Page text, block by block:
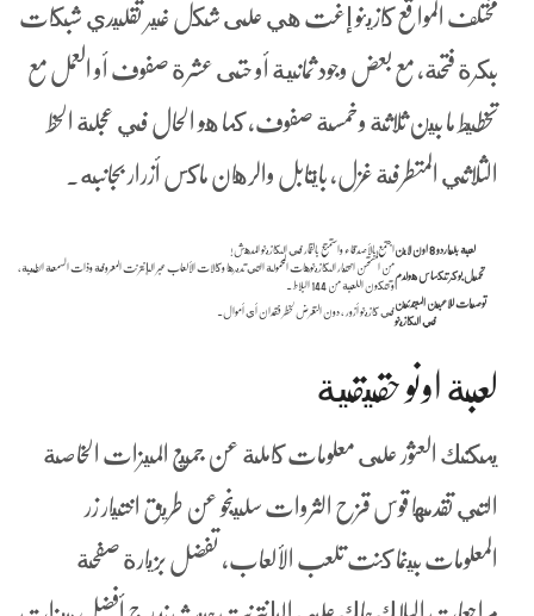
مختلف المواقع كازينو إغت هي على شكل غير تقليدي شبكات
بكرة فتحة, مع بعض وجود ثمانية أو حتى عشرة صفوف أو العمل مع
تخطيط ما بين ثلاثة وخمسة صفوف, كما هو الحال في عجلة الحظ
الثلاثي المتطرفة غزل، بايتابل والرهان ماكس أزرار بجانبه.
لعبة بلياردو 8 اون لاين اجتمع بالأصدقاء واستمتع بالقمار في الكازينو المدهش!
تحميل بوكر تكساس هولدم
من المستحسن اختيار الكازينوهات المحمولة التي تديرها وكالات الألعاب عبر الإنترنت المعروفة وذات السمعة الطيبة،
وتتكون اللعبة من 144 البلاط .
توصيات للاعبين المبتدئين
في الكازينو
في كازينو أزور ، دون التعرض لخطر فقدان أي أموال.
لعبة اونو حقيقية
يمكنك العثور على معلومات كاملة عن جميع الميزات الخاصة
التي تقدمها قوس قزح الثروات سلينجو عن طريق اختيار زر
المعلومات بينما كنت تلعب الألعاب، تفضل بزيارة صفحة